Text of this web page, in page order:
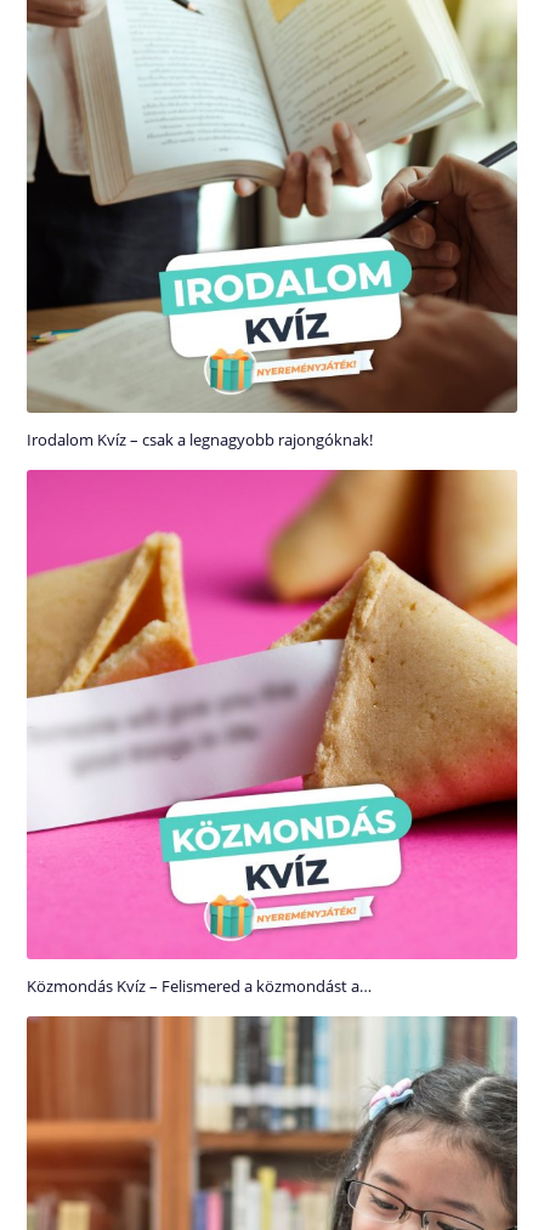
Irodalom Kvíz – csak a legnagyobb rajongóknak!
Közmondás Kvíz – Felismered a közmondást a…